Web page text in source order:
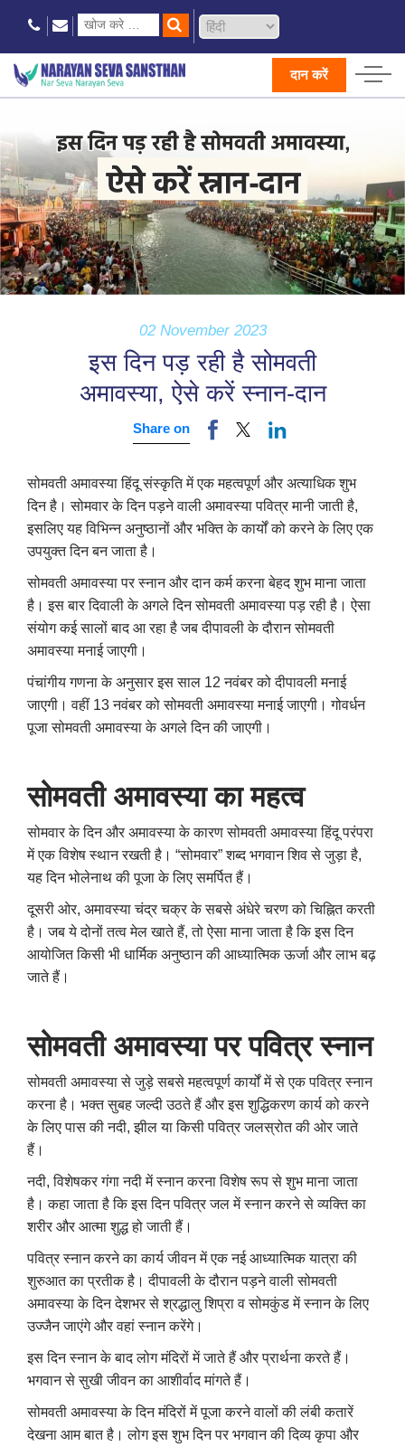
दान करें
02 November 2023
इस दिन पड़ रही है सोमवती
अमावस्या, ऐसे करें स्नान-दान
Share on
सोमवती अमावस्या हिंदू संस्कृति में एक महत्वपूर्ण और अत्याधिक शुभ
दिन है। सोमवार के दिन पड़ने वाली अमावस्या पवित्र मानी जाती है,
इसलिए यह विभिन्न अनुष्ठानों और भक्ति के कार्यों को करने के लिए एक
उपयुक्त दिन बन जाता है।
सोमवती अमावस्या पर स्नान और दान कर्म करना बेहद शुभ माना जाता
है। इस बार दिवाली के अगले दिन सोमवती अमावस्या पड़ रही है। ऐसा
संयोग कई सालों बाद आ रहा है जब दीपावली के दौरान सोमवती
अमावस्या मनाई जाएगी।
पंचांगीय गणना के अनुसार इस साल 12 नवंबर को दीपावली मनाई
जाएगी। वहीं 13 नवंबर को सोमवती अमावस्या मनाई जाएगी। गोवर्धन
पूजा सोमवती अमावस्या के अगले दिन की जाएगी।
सोमवती अमावस्या का महत्व
सोमवार के दिन और अमावस्या के कारण सोमवती अमावस्या हिंदू परंपरा
में एक विशेष स्थान रखती है। “सोमवार” शब्द भगवान शिव से जुड़ा है,
यह दिन भोलेनाथ की पूजा के लिए समर्पित हैं।
दूसरी ओर, अमावस्या चंद्र चक्र के सबसे अंधेरे चरण को चिह्नित करती
है। जब ये दोनों तत्व मेल खाते हैं, तो ऐसा माना जाता है कि इस दिन
आयोजित किसी भी धार्मिक अनुष्ठान की आध्यात्मिक ऊर्जा और लाभ बढ़
जाते हैं।
सोमवती अमावस्या पर पवित्र स्नान
सोमवती अमावस्या से जुड़े सबसे महत्वपूर्ण कार्यों में से एक पवित्र स्नान
करना है। भक्त सुबह जल्दी उठते हैं और इस शुद्धिकरण कार्य को करने
के लिए पास की नदी, झील या किसी पवित्र जलस्रोत की ओर जाते
हैं।
नदी, विशेषकर गंगा नदी में स्नान करना विशेष रूप से शुभ माना जाता
है। कहा जाता है कि इस दिन पवित्र जल में स्नान करने से व्यक्ति का
शरीर और आत्मा शुद्ध हो जाती हैं।
पवित्र स्नान करने का कार्य जीवन में एक नई आध्यात्मिक यात्रा की
शुरुआत का प्रतीक है। दीपावली के दौरान पड़ने वाली सोमवती
अमावस्या के दिन देशभर से श्रद्धालु शिप्रा व सोमकुंड में स्नान के लिए
उज्जैन जाएंगे और वहां स्नान करेंगे।
इस दिन स्नान के बाद लोग मंदिरों में जाते हैं और प्रार्थना करते हैं।
भगवान से सुखी जीवन का आशीर्वाद मांगते हैं।
सोमवती अमावस्या के दिन मंदिरों में पूजा करने वालों की लंबी कतारें
देखना आम बात है। लोग इस शुभ दिन पर भगवान की दिव्य कृपा और